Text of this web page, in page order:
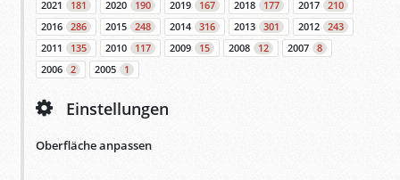
2021
181 2020 190 2019 167 2018 177 2017
210
2016
286 2015 248 2014 316 2013 301 2012
243
2011
135 2010 117 2009 15 2008 12 2007
8
2006
2 2005 1
Einstellungen
Oberfläche anpassen